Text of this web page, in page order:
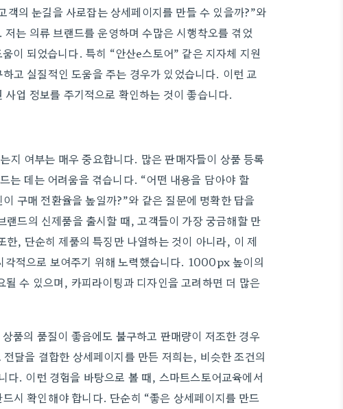
의 눈길을 사로잡는 상세페이지를 만들 수 있을까?”와
는 의류 브랜드를 운영하며 수많은 시행착오를 겪었
이 되었습니다. 특히 “안산e스토어” 같은 지자체 지원
고 실질적인 도움을 주는 경우가 있었습니다. 이런 교
업 정보를 주기적으로 확인하는 것이 좋습니다.
지 여부는 매우 중요합니다. 많은 판매자들이 상품 등록
는 데는 어려움을 겪습니다. “어떤 내용을 담아야 할
구매 전환율을 높일까?”와 같은 질문에 명확한 답을
드의 신제품을 출시할 때, 고객들이 가장 궁금해할 만
, 단순히 제품의 특징만 나열하는 것이 아니라, 이 제
각적으로 보여주기 위해 노력했습니다. 1000px 높이의
수 있으며, 카피라이팅과 디자인을 고려하면 더 많은
품의 품질이 좋음에도 불구하고 판매량이 저조한 경우
달을 결합한 상세페이지를 만든 저희는, 비슷한 조건의
. 이런 경험을 바탕으로 볼 때, 스마트스토어교육에서
시 확인해야 합니다. 단순히 “좋은 상세페이지를 만드